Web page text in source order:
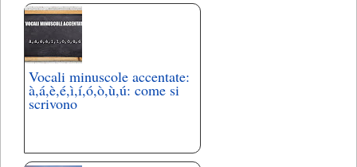
Vocali minuscole accentate:
à,á,è,é,ì,í,ó,ò,ù,ú: come si
scrivono